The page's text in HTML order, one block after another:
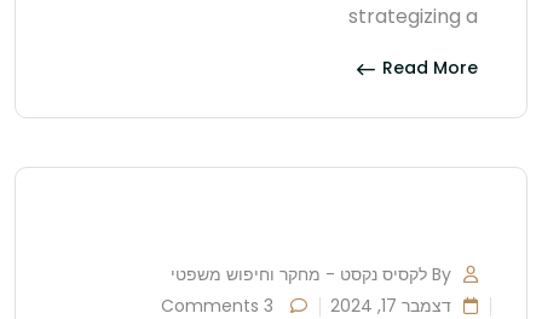
strategizing a
Read More
By לקסיס נקסט - מחקר וחיפוש משפטי
דצמבר 17, 2024